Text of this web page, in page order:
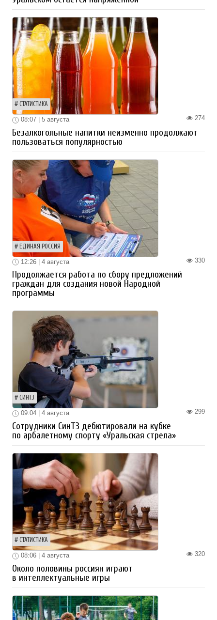
СТАТИСТИКА
274
08:07 | 5 августа
Безалкогольные напитки неизменно продолжают
пользоваться популярностью
ЕДИНАЯ РОССИЯ
330
12:26 | 4 августа
Продолжается работа по сбору предложений
граждан для создания новой Народной
программы
СИНТЗ
299
09:04 | 4 августа
Сотрудники СинТЗ дебютировали на кубке
по арбалетному спорту «Уральская стрела»
СТАТИСТИКА
320
08:06 | 4 августа
Около половины россиян играют
в интеллектуальные игры